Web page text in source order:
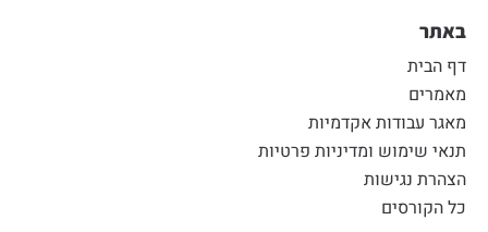
באתר
דף הבית
מאמרים
מאגר עבודות אקדמיות
תנאי שימוש ומדיניות פרטיות
הצהרת נגישות
כל הקורסים